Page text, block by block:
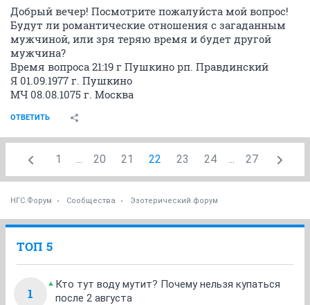
Добрый вечер! Посмотрите пожалуйста мой вопрос!
Будут ли романтические отношения с загаданным
мужчиной, или зря теряю время и будет другой
мужчина?
Время вопроса 21:19 г Пушкино рп. Правдинский
Я 01.09.1977 г. Пушкино
МЧ 08.08.1075 г. Москва
ОТВЕТИТЬ
1 ... 20 21 22 23 24 ... 27
НГС.Форум Сообщества Эзотерический форум
ТОП 5
1
Кто тут воду мутит? Почему нельзя купаться
после 2 августа